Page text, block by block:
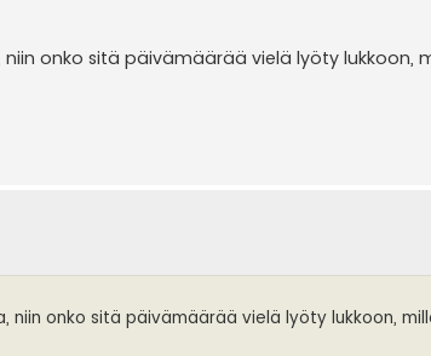
onko sitä päivämäärää vielä lyöty lukkoon,
niin onko sitä päivämäärää vielä lyöty lukkoon,